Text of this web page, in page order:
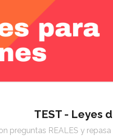
TEST - Leyes
preguntas REALES y